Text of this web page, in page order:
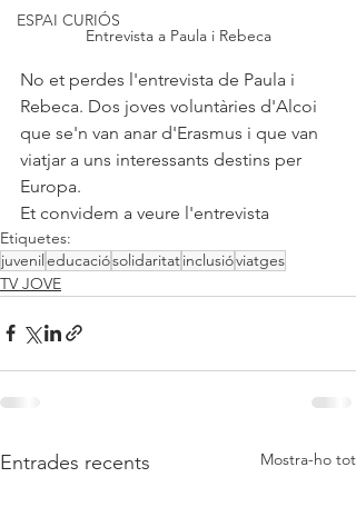
ESPAI CURIÓS
Entrevista a Paula i Rebeca
No et perdes l'entrevista de Paula i
Rebeca. Dos joves voluntàries d'Alcoi
que se'n van anar d'Erasmus i que van
viatjar a uns interessants destins per
Europa.
Et convidem a veure l'entrevista
Etiquetes:
juvenileducaciósolidaritatinclusióviatges
TV JOVE
Entrades recents Mostra-ho tot